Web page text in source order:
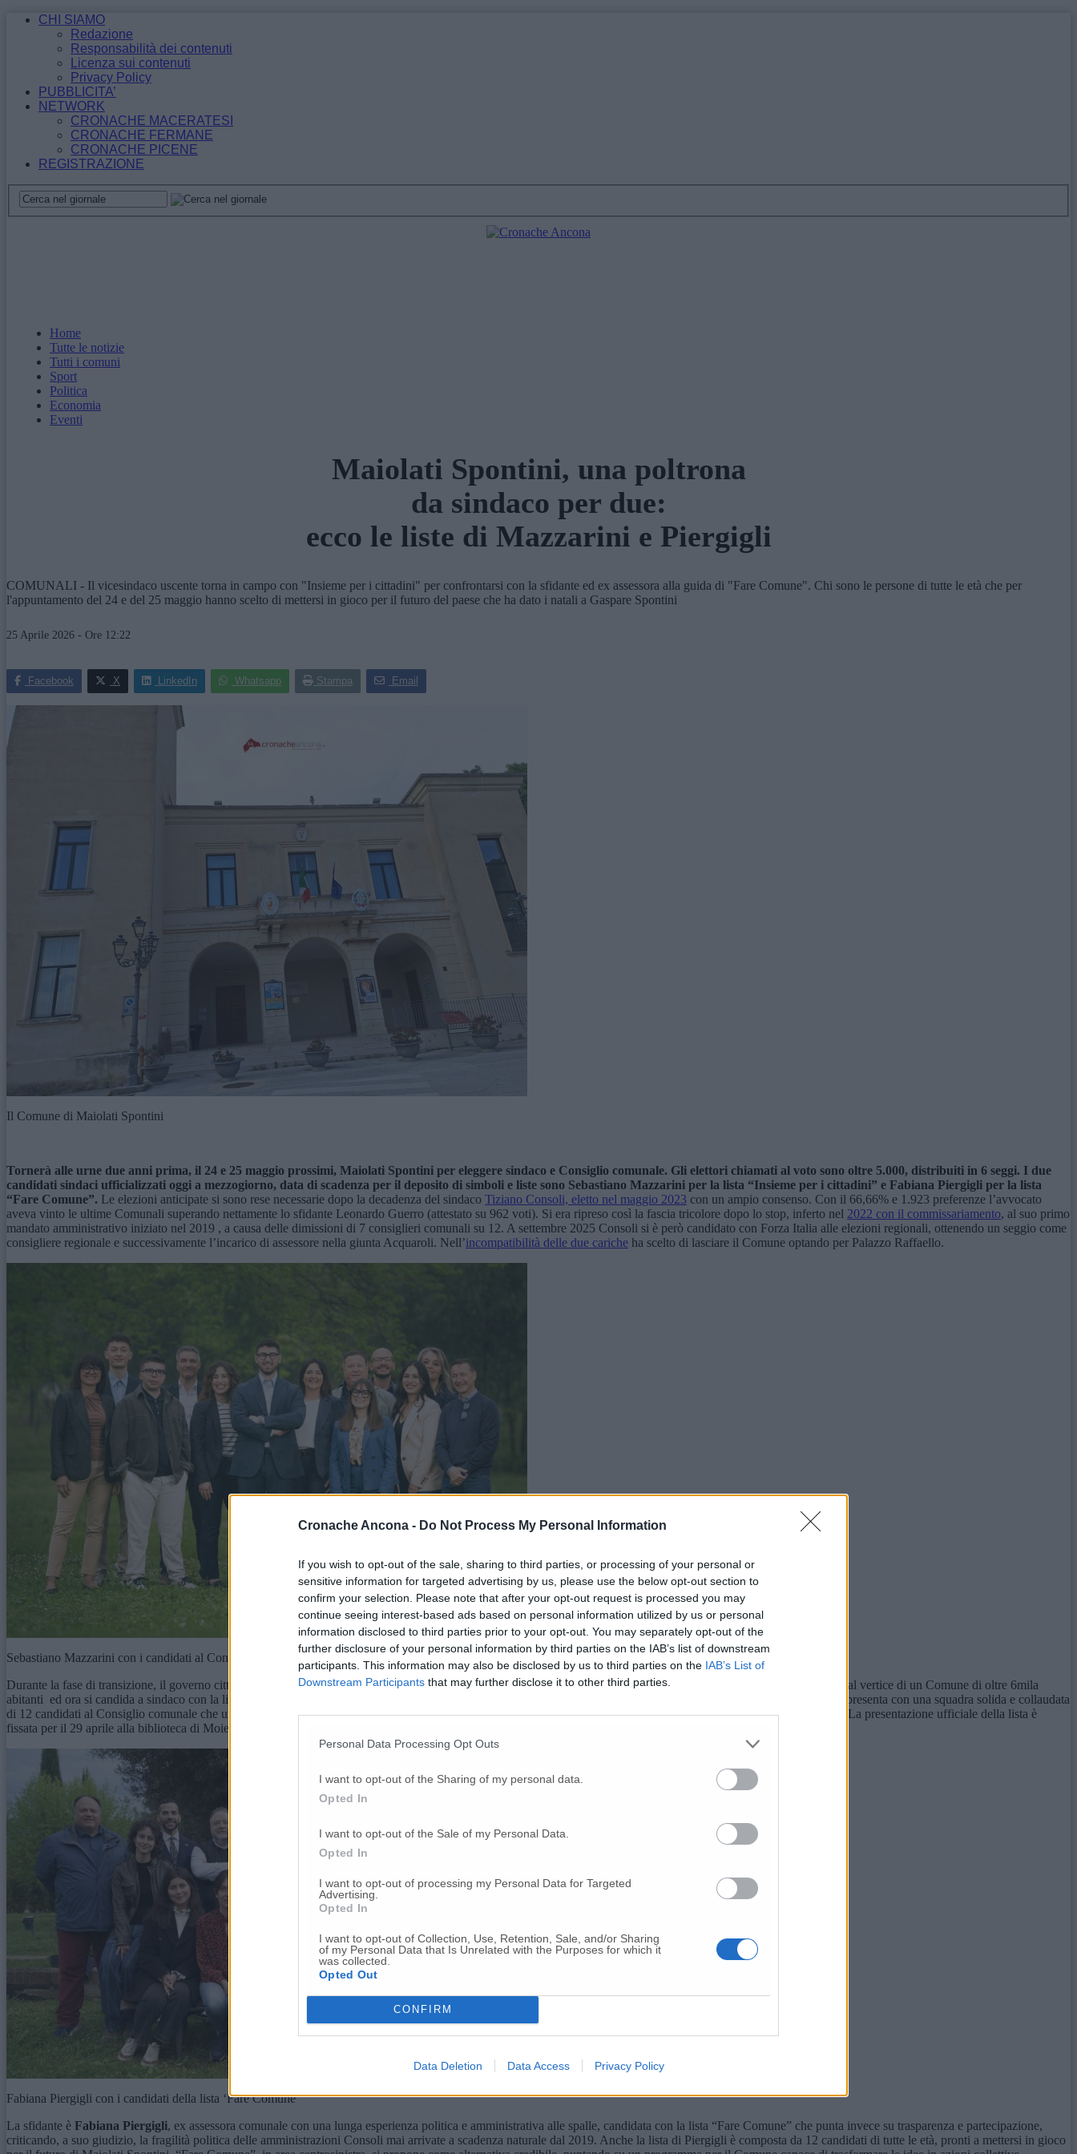
Cronache Ancona - Do Not Process My Personal Information
If you wish to opt-out of the sale, sharing to third parties, or processing of your personal or
sensitive information for targeted advertising by us, please use the below opt-out section to
confirm your selection. Please note that after your opt-out request is processed you may
continue seeing interest-based ads based on personal information utilized by us or personal
information disclosed to third parties prior to your opt-out. You may separately opt-out of the
further disclosure of your personal information by third parties on the IAB’s list of downstream
participants. This information may also be disclosed by us to third parties on the IAB’s List of
Downstream Participants that may further disclose it to other third parties.
Personal Data Processing Opt Outs
I want to opt-out of the Sharing of my personal data.
Opted In
I want to opt-out of the Sale of my Personal Data.
Opted In
I want to opt-out of processing my Personal Data for Targeted
Advertising.
Opted In
I want to opt-out of Collection, Use, Retention, Sale, and/or Sharing
of my Personal Data that Is Unrelated with the Purposes for which it
was collected.
Opted Out
CONFIRM
Data Deletion Data Access Privacy Policy
CHI SIAMO
Redazione
Responsabilità dei contenuti
Licenza sui contenuti
Privacy Policy
PUBBLICITA’
NETWORK
CRONACHE MACERATESI
CRONACHE FERMANE
CRONACHE PICENE
REGISTRAZIONE
Home
Tutte le notizie
Tutti i comuni
Sport
Politica
Economia
Eventi
Maiolati Spontini, una poltrona
da sindaco per due:
ecco le liste di Mazzarini e Piergigli
COMUNALI - Il vicesindaco uscente torna in campo con "Insieme per i cittadini" per confrontarsi con la sfidante ed ex assessora alla guida di "Fare Comune". Chi sono le persone di tutte le età che per
l'appuntamento del 24 e del 25 maggio hanno scelto di mettersi in gioco per il futuro del paese che ha dato i natali a Gaspare Spontini
25 Aprile 2026 - Ore 12:22
Facebook X LinkedIn Whatsapp Stampa Email
Il Comune di Maiolati Spontini
Tornerà alle urne due anni prima, il 24 e 25 maggio prossimi, Maiolati Spontini per eleggere sindaco e Consiglio comunale. Gli elettori chiamati al voto sono oltre 5.000, distribuiti in 6 seggi. I due
candidati sindaci ufficializzati oggi a mezzogiorno, data di scadenza per il deposito di simboli e liste sono Sebastiano Mazzarini per la lista “Insieme per i cittadini” e Fabiana Piergigli per la lista
“Fare Comune”. Le elezioni anticipate si sono rese necessarie dopo la decadenza del sindaco Tiziano Consoli, eletto nel maggio 2023 con un ampio consenso. Con il 66,66% e 1.923 preferenze l’avvocato
aveva vinto le ultime Comunali superando nettamente lo sfidante Leonardo Guerro (attestato su 962 voti). Si era ripreso così la fascia tricolore dopo lo stop, inferto nel 2022 con il commissariamento, al suo primo
mandato amministrativo iniziato nel 2019 , a causa delle dimissioni di 7 consiglieri comunali su 12. A settembre 2025 Consoli si è però candidato con Forza Italia alle elezioni regionali, ottenendo un seggio come
consigliere regionale e successivamente l’incarico di assessore nella giunta Acquaroli. Nell’incompatibilità delle due cariche ha scelto di lasciare il Comune optando per Palazzo Raffaello.
Sebastiano Mazzarini con i candidati al Consiglio comunale di ‘Insieme per i cittadini’
Durante la fase di transizione, il governo cittadino è stato affidato al vicesindacoSebastiano Mazzarini, che in questi mesi ha dimostrato di essere all’altezza del ruolo al vertice di un Comune di oltre 6mila
abitanti ed ora si candida a sindaco con la lista “Insieme per i cittadini”. La sua discesa in campo rappresenta la continuità con l’amministrazione uscente. Mazzarini si presenta con una squadra solida e collaudata
di 12 candidati al Consiglio comunale che unisce esperienza e nuove energie, con l’obiettivo di continuare a governare il territorio con serietà e senso di responsabilità. La presentazione ufficiale della lista è
fissata per il 29 aprile alla biblioteca di Moie.
Fabiana Piergigli con i candidati della lista ‘Fare Comune’
La sfidante è Fabiana Piergigli, ex assessora comunale con una lunga esperienza politica e amministrativa alle spalle, candidata con la lista “Fare Comune” che punta invece su trasparenza e partecipazione,
criticando, a suo giudizio, la fragilità politica delle amministrazioni Consoli mai arrivate a scadenza naturale dal 2019. Anche la lista di Piergigli è composta da 12 candidati di tutte le età, pronti a mettersi in gioco